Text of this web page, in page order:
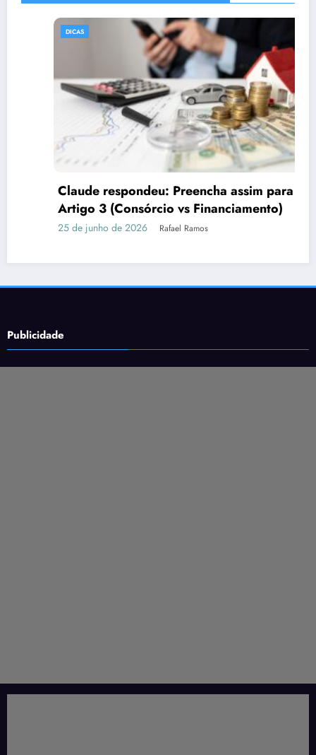
Claude respondeu: Preencha assim para o
Artigo 3 (Consórcio vs Financiamento)
25 de junho de 2026 Rafael Ramos
Publicidade